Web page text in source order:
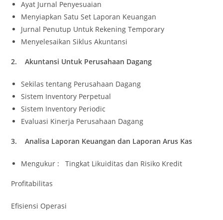
Ayat Jurnal Penyesuaian
Menyiapkan Satu Set Laporan Keuangan
Jurnal Penutup Untuk Rekening Temporary
Menyelesaikan Siklus Akuntansi
2. Akuntansi Untuk Perusahaan Dagang
Sekilas tentang Perusahaan Dagang
Sistem Inventory Perpetual
Sistem Inventory Periodic
Evaluasi Kinerja Perusahaan Dagang
3. Analisa Laporan Keuangan dan Laporan Arus Kas
Mengukur : Tingkat Likuiditas dan Risiko Kredit
Profitabilitas
Efisiensi Operasi